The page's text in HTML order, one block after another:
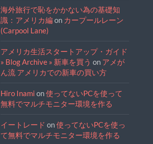
海外旅行で恥をかかない為の基礎知
識：アメリカ編on カープールレーン
(Carpool Lane)
アメリカ生活スタートアップ・ガイド
» Blog Archive » 新車を買う on アメが
ん流 アメリカでの新車の買い方
Hiro Inami on使ってないPCを使って
無料でマルチモニター環境を作る
イートレード on使ってないPCを使っ
て無料でマルチモニター環境を作る